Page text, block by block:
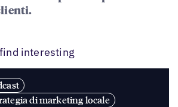
interesting
di marketing locale